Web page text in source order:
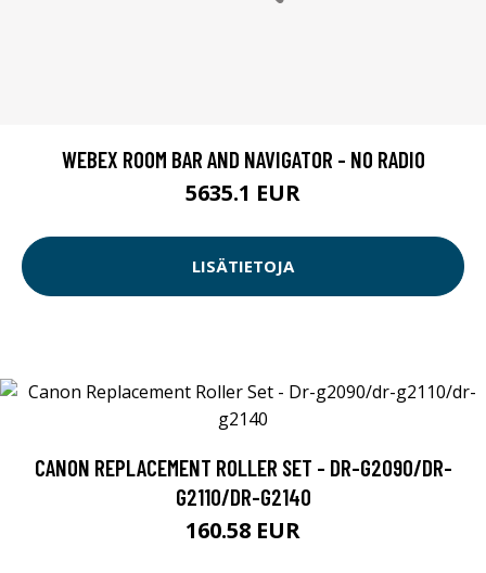
WEBEX ROOM BAR AND NAVIGATOR - NO RADIO
5635.1 EUR
LISÄTIETOJA
CANON REPLACEMENT ROLLER SET - DR-G2090/DR-
G2110/DR-G2140
160.58 EUR